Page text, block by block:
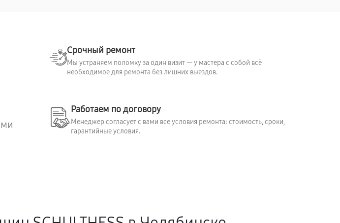
Срочный ремонт
Мы устраняем поломку за один визит — у мастера с собой всё
необходимое для ремонта без лишних выездов.
Работаем по договору
Менеджер согласует с вами все условия ремонта: стоимость, сроки,
гарантийные условия.